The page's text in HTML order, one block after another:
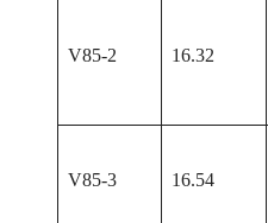
V85-2 16.32
V85-3 16.54